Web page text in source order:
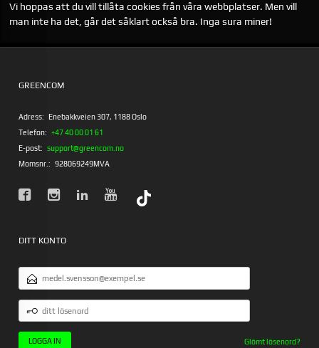
Vi hoppas att du vill tillåta cookies från våra webbplatser. Men vill
man inte ha det, går det såklart också bra. Inga sura miner!
GREENCOM
Adress: Enebakkveien 307, 1188 Oslo
Telefon: +47 40 00 01 61
E-post: support@greencom.no
Momsnr.: 928069249MVA
DITT KONTO
POSTADRESS
DITT
LÖSENORD
Glömt lösenord?